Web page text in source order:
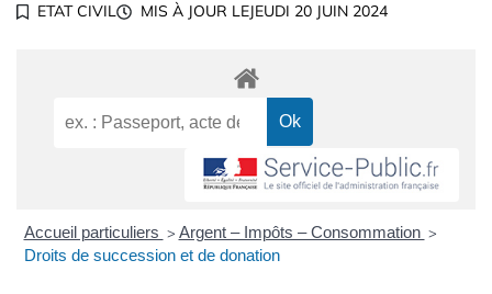
ETAT CIVIL MIS À JOUR LEJEUDI 20 JUIN 2024
Accueil particuliers > Argent – Impôts – Consommation >
Droits de succession et de donation